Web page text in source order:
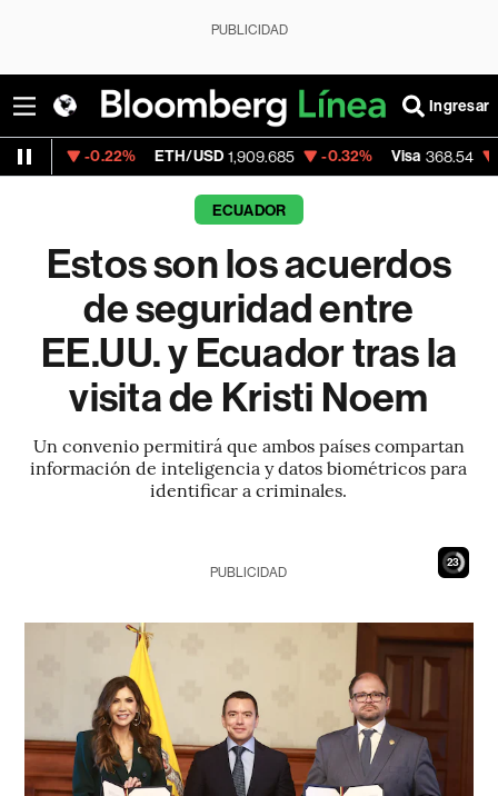
PUBLICIDAD
Ingresar
ETH/USD 1,909.685 -0.32% Visa 368.54 -0.28%
ECUADOR
Estos son los acuerdos
de seguridad entre
EE.UU. y Ecuador tras la
visita de Kristi Noem
Un convenio permitirá que ambos países compartan
información de inteligencia y datos biométricos para
identificar a criminales.
22
PUBLICIDAD